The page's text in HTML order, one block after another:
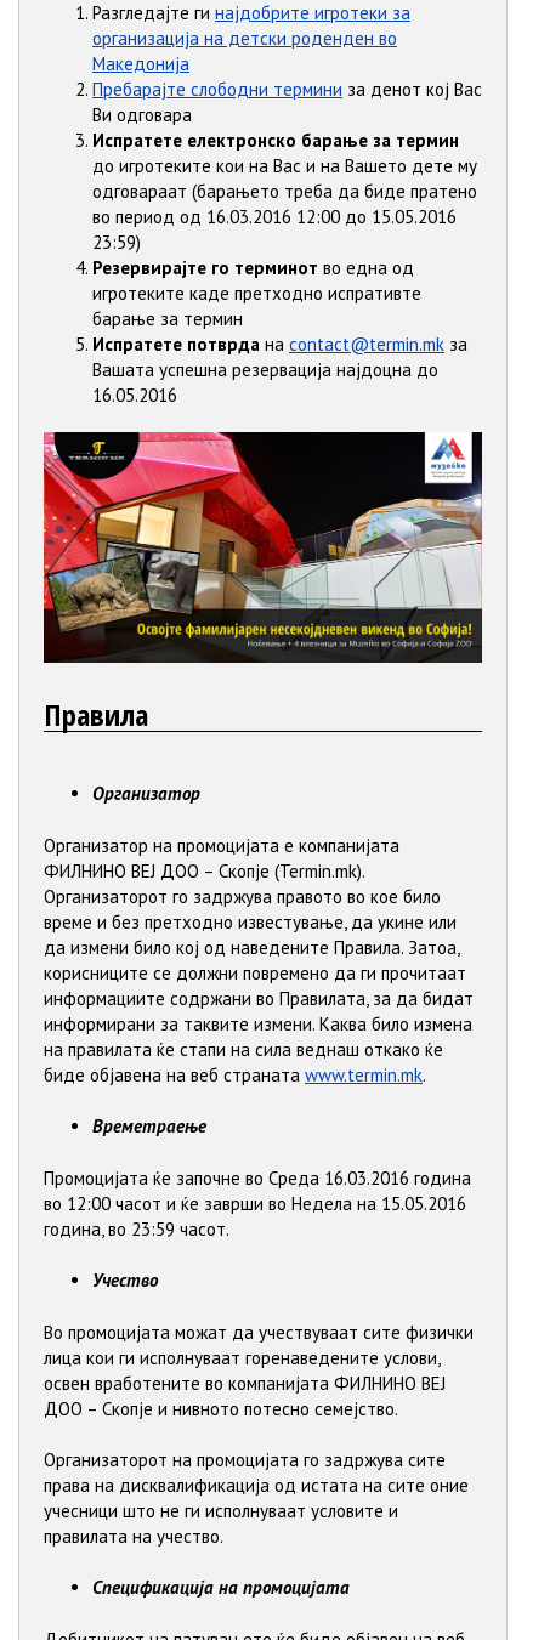
Разгледајте ги најдобрите игротеки за
организација на детски роденден во
Македонија
Пребарајте слободни термини за денот кој Вас
Ви одговара
Испратете електронско барање за термин
до игротеките кои на Вас и на Вашето дете му
одговараат (барањето треба да биде пратено
во период од 16.03.2016 12:00 до 15.05.2016
23:59)
Резервирајте го терминот во една од
игротеките каде претходно испративте
барање за термин
Испратете потврда на contact@termin.mk за
Вашата успешна резервација најдоцна до
16.05.2016
Правила
Организатор
Oрганизатор на промоцијата е компанијата
ФИЛНИНО ВЕЈ ДОО – Скопје (Termin.mk).
Организаторот го задржува правото во кое било
време и без претходно известување, да укине или
да измени било кој од наведените Правила. Затоа,
корисниците се должни повремено да ги прочитаат
информациите содржани во Правилата, за да бидат
информирани за таквите измени. Каква било измена
на правилата ќе стапи на сила веднаш откако ќе
биде објавена на веб страната www.termin.mk.
Времетраење
Промоцијата ќе започне во Среда 16.03.2016 година
во 12:00 часот и ќе заврши во Недела на 15.05.2016
година, во 23:59 часот.
Учество
Во промоцијата можат да учествуваат сите физички
лица кои ги исполнуваат горенаведените услови,
освен вработените во компанијата ФИЛНИНО ВЕЈ
ДОО – Скопје и нивното потесно семејство.
Организаторот на промоцијата го задржува сите
права на дисквалификација од истата на сите оние
учесници што не ги исполнуваат условите и
правилата на учество.
Спецификација на промоцијата